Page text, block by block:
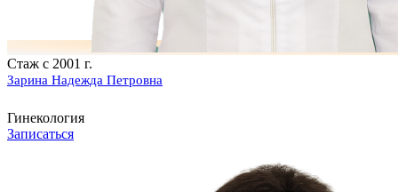
Стаж с 2001 г.
Зарина Надежда Петровна
Гинекология
Записаться